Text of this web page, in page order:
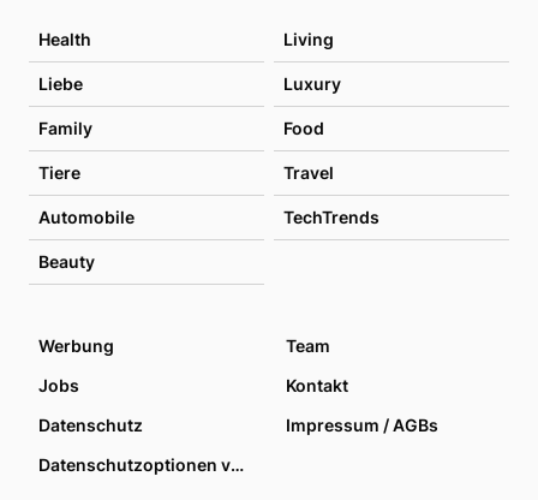
Health Living
Liebe Luxury
Family Food
Tiere Travel
Automobile TechTrends
Beauty
Werbung
Team
Jobs
Kontakt
Datenschutz
Impressum / AGBs
Datenschutzoptionen verwalten